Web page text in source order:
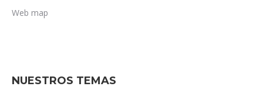
Web map
NUESTROS TEMAS